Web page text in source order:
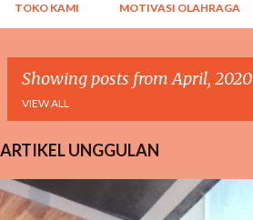
TOKO KAMI MOTIVASI OLAHRAGA
Showing posts from April, 2020
VIEW ALL
o
ARTIKEL UNGGULAN